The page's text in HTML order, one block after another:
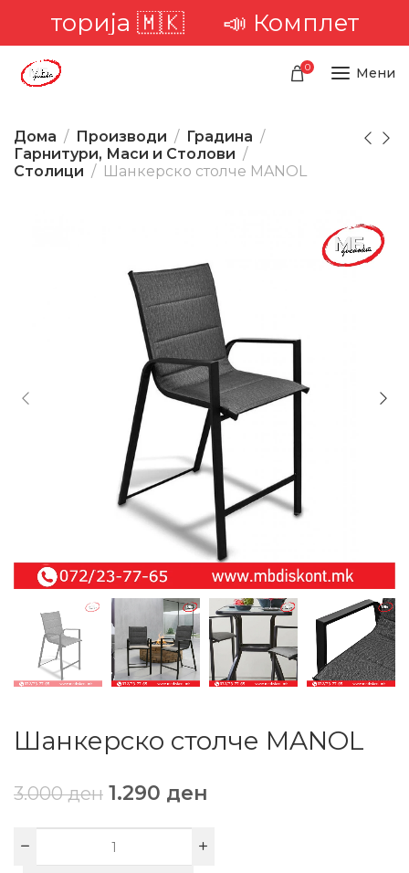
🇲🇰📣 Комплетна
0 Мени
Дома Производи
Градина
Гарнитури, Маси и Столови
Столици
Шанкерско столче MANOL
Шанкерско столче MANOL
3.000ден 1.290 ден